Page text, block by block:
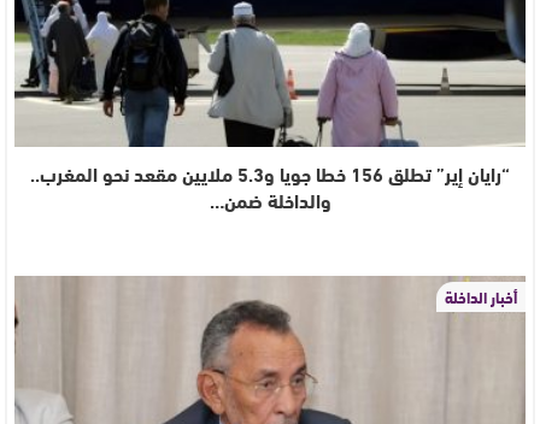
“رايان إير” تطلق 156 خطا جويا و5.3 ملايين مقعد نحو المغرب..
والداخلة ضمن…
أخبار الداخلة